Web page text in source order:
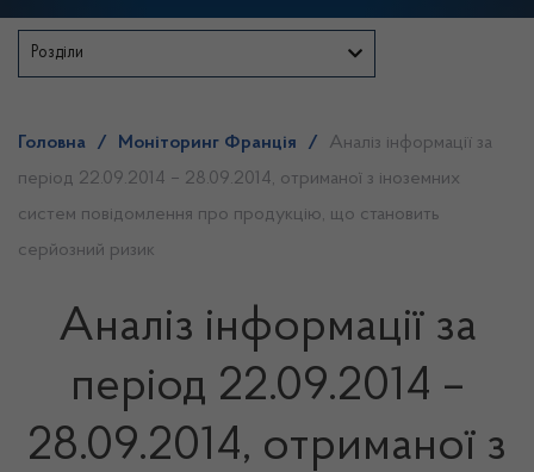
Розділи
Головна / Моніторинг Франція /
Аналіз інформації за
період 22.09.2014 – 28.09.2014, отриманої з іноземних
систем повідомлення про продукцію, що становить
серйозний ризик
Аналіз інформації за
період 22.09.2014 –
28.09.2014, отриманої з